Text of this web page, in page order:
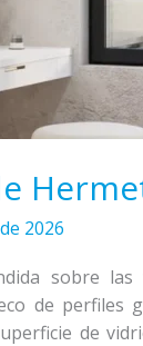
2026
sobre
de perfiles
de